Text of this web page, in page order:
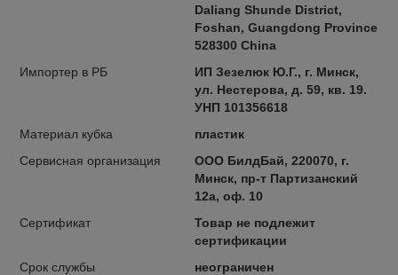
Daliang Shunde District,
Foshan, Guangdong Province
528300 China
Импортер в РБ
ИП Зезелюк Ю.Г., г. Минск,
ул. Нестерова, д. 59, кв. 19.
УНП 101356618
Материал кубка
пластик
Сервисная организация
ООО БилдБай, 220070, г.
Минск, пр-т Партизанский
12а, оф. 10
Сертификат
Товар не подлежит
сертификации
Срок службы
неограничен